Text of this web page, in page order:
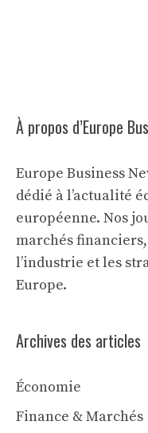
À propos d’Europe
Europe Business
dédié à l’actualité
européenne. Nos
marchés
l’industrie et les
Europe.
Archives des articles
Économie
Finance & Marchés